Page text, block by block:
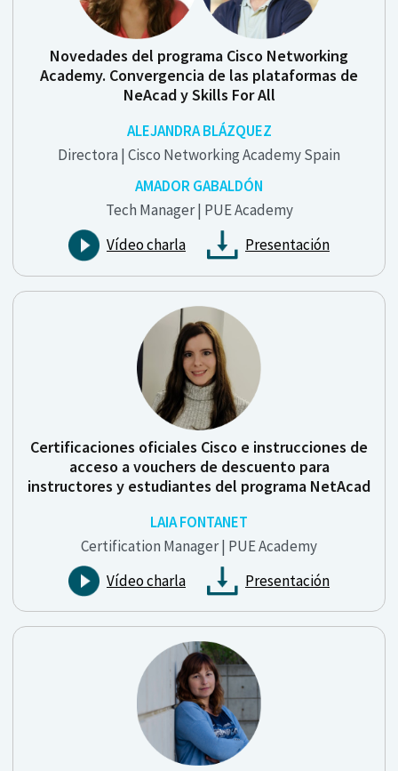
Novedades del programa Cisco Networking
Academy. Convergencia de las plataformas de
NeAcad y Skills For All
ALEJANDRA BLÁZQUEZ
Directora | Cisco Networking Academy Spain
AMADOR GABALDÓN
Tech Manager | PUE Academy
Vídeo charla
Presentación
Certificaciones oficiales Cisco e instrucciones de
acceso a vouchers de descuento para
instructores y estudiantes del programa NetAcad
LAIA FONTANET
Certification Manager | PUE Academy
Vídeo charla
Presentación